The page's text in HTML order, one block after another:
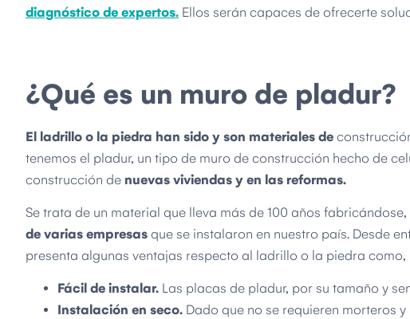
diagnóstico de expertos. Ellos serán capaces de ofrecerte
¿Qué es un muro de pladur?
El ladrillo o la piedra han sido y son materiales de
tenemos el pladur, un tipo de muro de construcción hecho de
construcción de nuevas viviendas y en las reformas.
Se trata de un material que lleva más de 100 años
de varias empresas que se instalaron en nuestro país. Desde
presenta algunas ventajas respecto al ladrillo o la piedra como,
Fácil de instalar. Las placas de pladur, por su tamaño y
Instalación en seco. Dado que no se requieren morteros